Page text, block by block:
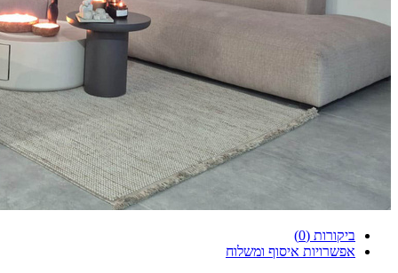
ביקורות (0)
אפשרויות איסוף ומשלוח